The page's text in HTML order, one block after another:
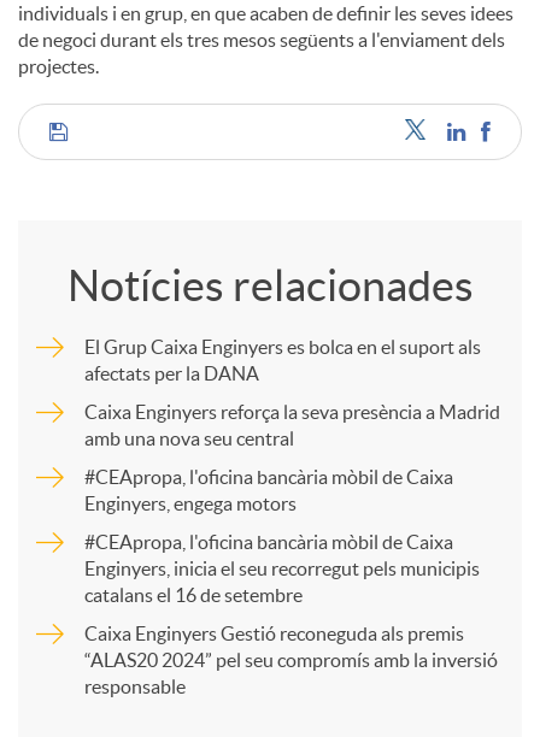
individuals i en grup, en que acaben de definir les seves idees
de negoci durant els tres mesos següents a l'enviament dels
projectes.
C
p
a
r
t
Notícies relacionades
El Grup Caixa Enginyers es bolca en el suport als
afectats per la DANA
Caixa Enginyers reforça la seva presència a Madrid
amb una nova seu central
#CEApropa, l'oficina bancària mòbil de Caixa
Enginyers, engega motors
#CEApropa, l'oficina bancària mòbil de Caixa
Enginyers, inicia el seu recorregut pels municipis
catalans el 16 de setembre
Caixa Enginyers Gestió reconeguda als premis
“ALAS20 2024” pel seu compromís amb la inversió
responsable